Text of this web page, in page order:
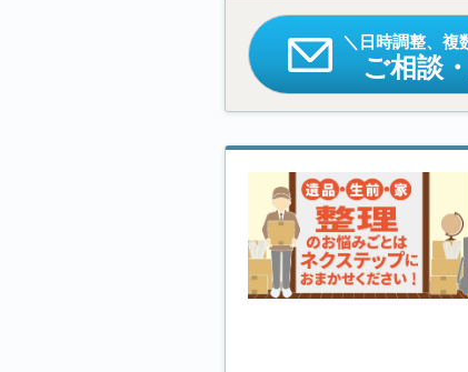
日時調整、複
ご相談